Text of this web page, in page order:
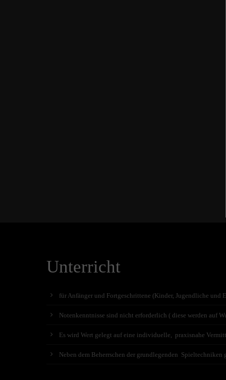
Unterricht
für Anfänger und Fortgeschrittene (Kinder, Jugendliche und
Notenkenntnisse sind nicht erforderlich ( diese werden auf
Es wird Wert gelegt auf eine individuelle, praxisnahe
Neben dem Beherrschen der grundlegenden